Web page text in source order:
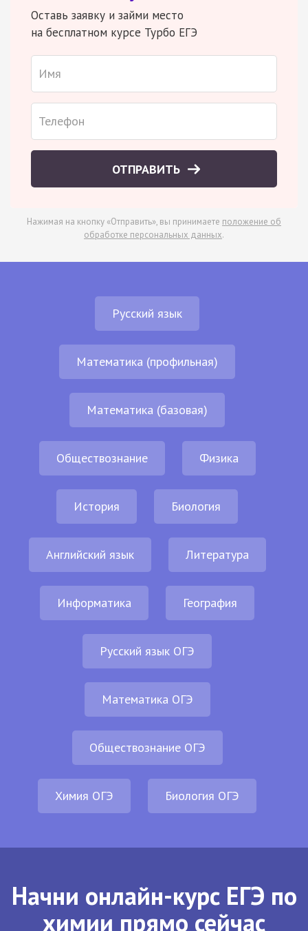
Оставь заявку и займи место
на бесплатном курсе Турбо ЕГЭ
ОТПРАВИТЬ
Нажимая на кнопку «Отправить», вы принимаете положение об
обработке персональных данных.
Русский язык
Математика (профильная)
Математика (базовая)
Обществознание Физика
История Биология
Английский язык Литература
Информатика География
Русский язык ОГЭ
Математика ОГЭ
Обществознание ОГЭ
Химия ОГЭ Биология ОГЭ
Начни онлайн-курс ЕГЭ по
химии прямо сейчас